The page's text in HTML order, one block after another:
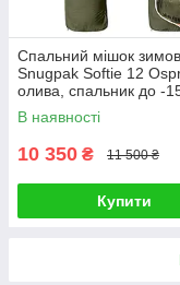
Спальний мішок
Snugpak Softie 12
олива, спальник до -
В наявності
10 350 ₴ 11 500 ₴
Купити